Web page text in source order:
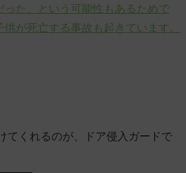
た、という可能性もあるためで
が死亡する事故も起きています。
てくれるのが、ドア侵入ガードで